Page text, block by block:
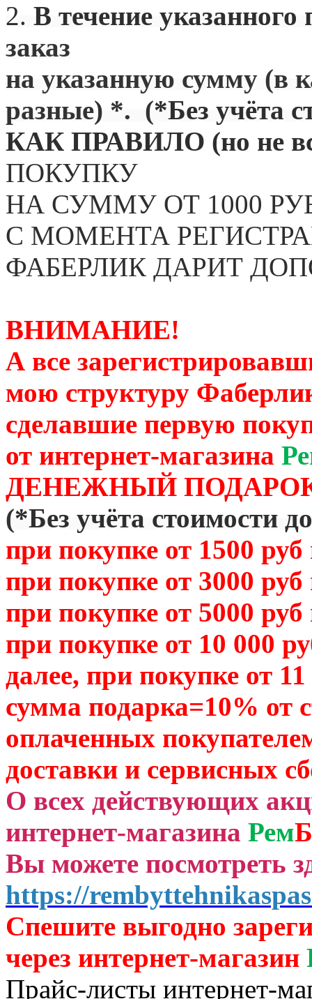
2. В течение указанного
заказ
на указанную сумму (в
разные) *. (*Без учёта
КАК ПРАВИЛО (но не
ПОКУПКУ
НА СУММУ ОТ 1000
С МОМЕНТА
ФАБЕРЛИК ДАРИТ
ВНИМАНИЕ!
А все
мою структуру
сделавшие первую
от интернет-магазина
ДЕНЕЖНЫЙ
(*Без учёта стоимости
при покупке от 1500
при покупке от 3000
при покупке от 5000
при покупке от 10 000
далее, при покупке от
сумма подарка=10% от
оплаченных
доставки и сервисных
О всех действующих
интернет-магазина Рем
Вы можете посмотреть
https://
Спешите выгодно зар
через интернет-магазин
Прайс-листы интернет-